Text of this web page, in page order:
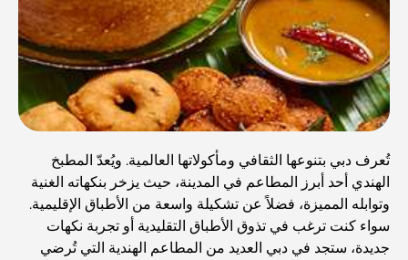
تُعرف دبي بتنوعها الثقافي ومأكولاتها العالمية. ويُعدّ المطبخ
الهندي أحد أبرز المطاعم في المدينة، حيث يزخر بنكهاته الغنية
وتوابله المميزة، فضلاً عن تشكيلة واسعة من الأطباق الإقليمية.
سواء كنت ترغب في تذوق الأطباق التقليدية أو تجربة نكهات
جديدة، ستجد في دبي العديد من المطاعم الهندية التي تُرضي